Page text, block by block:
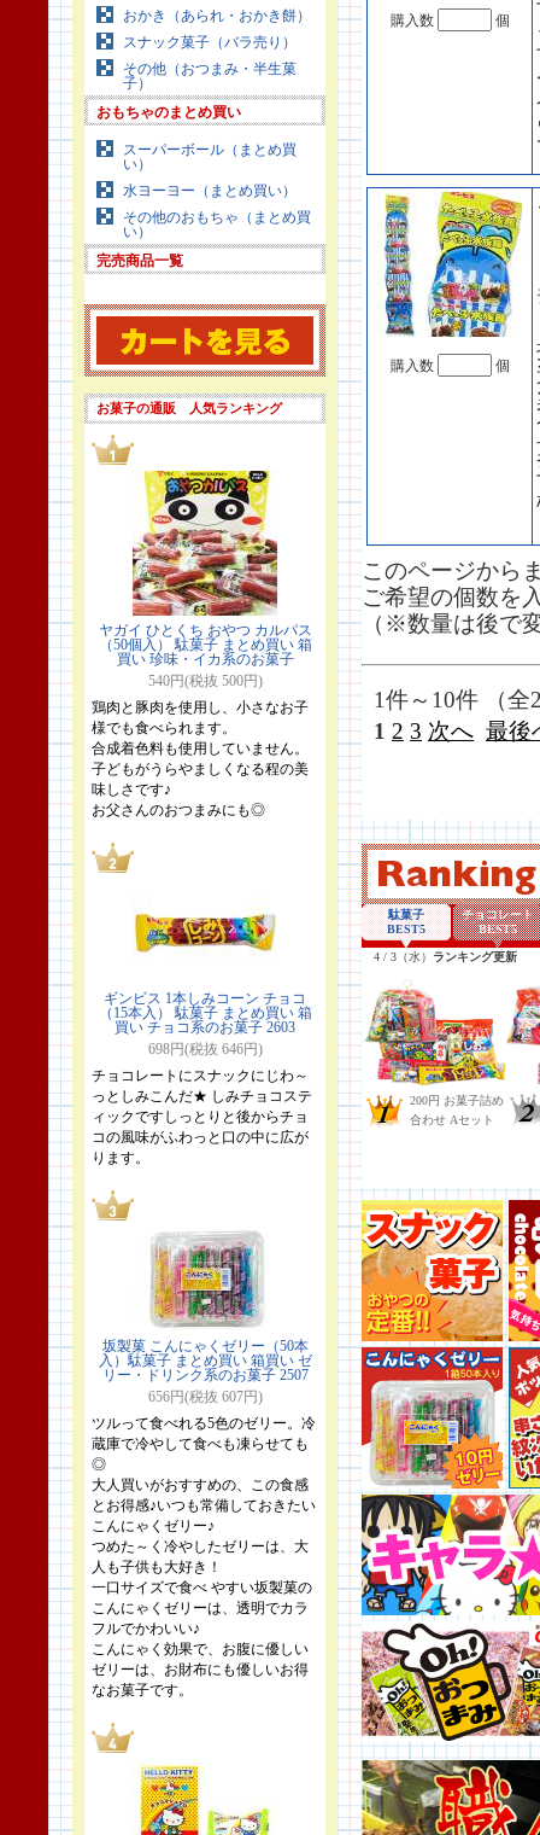
おかき（あられ・おかき餅）
スナック菓子（バラ売り）
その他（おつまみ・半生菓
子）
おもちゃのまとめ買い
スーパーボール（まとめ買
い）
水ヨーヨー（まとめ買い）
その他のおもちゃ（まとめ買
い）
完売商品一覧
お菓子の通販 人気ランキング
ヤガイ ひとくち おやつ カルパス
（50個入） 駄菓子 まとめ買い 箱
買い 珍味・イカ系のお菓子
540円(税抜 500円)
鶏肉と豚肉を使用し、小さなお子
様でも食べられます。
合成着色料も使用していません。
子どもがうらやましくなる程の美
味しさです♪
お父さんのおつまみにも◎
ギンビス 1本しみコーン チョコ
（15本入） 駄菓子 まとめ買い 箱
買い チョコ系のお菓子 2603
698円(税抜 646円)
チョコレートにスナックにじわ～
っとしみこんだ★ しみチョコステ
ィックですしっとりと後からチョ
コの風味がふわっと口の中に広が
ります。
坂製菓 こんにゃくゼリー（50本
入）駄菓子 まとめ買い 箱買い ゼ
リー・ドリンク系のお菓子 2507
656円(税抜 607円)
ツルって食べれる5色のゼリー。冷
蔵庫で冷やして食べも凍らせても
◎
大人買いがおすすめの、この食感
とお得感♪いつも常備しておきたい
こんにゃくゼリー♪
つめた～く冷やしたゼリーは、大
人も子供も大好き！
一口サイズで食べ やすい坂製菓の
こんにゃくゼリーは、透明でカラ
フルでかわいい♪
こんにゃく効果で、お腹に優しい
ゼリーは、お財布にも優しいお得
なお菓子です。
購入数 個
購入数 個
このページから
ご希望の個数を
（※数量は後で
1件～10件 （
1 2 3 次へ 最後